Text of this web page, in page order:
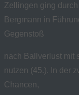
Zellingen ging
Bergmann in
Gegenstoß
nach Ballverlust mit
nutzen (45.). In der
Chancen,